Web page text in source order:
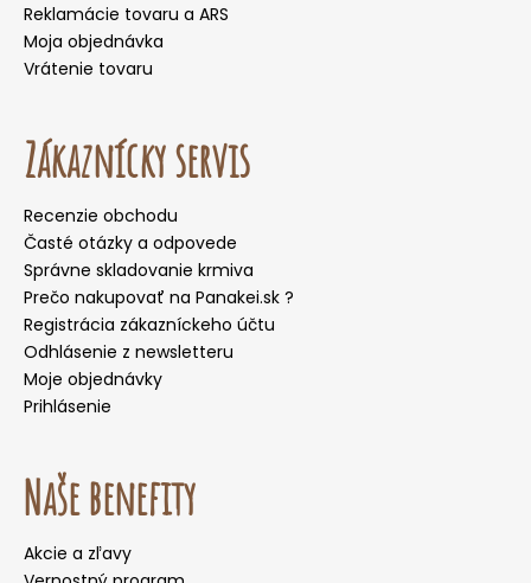
Reklamácie tovaru a ARS
Moja objednávka
Vrátenie tovaru
Zákaznícky servis
Recenzie obchodu
Časté otázky a odpovede
Správne skladovanie krmiva
Prečo nakupovať na Panakei.sk ?
Registrácia zákazníckeho účtu
Odhlásenie z newsletteru
Moje objednávky
Prihlásenie
Naše benefity
Akcie a zľavy